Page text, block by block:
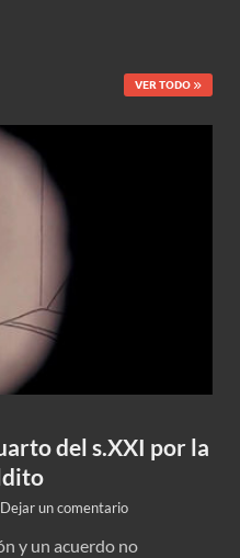
VER TODO
del s.XXI por la
Dejar un comentario
y un acuerdo no